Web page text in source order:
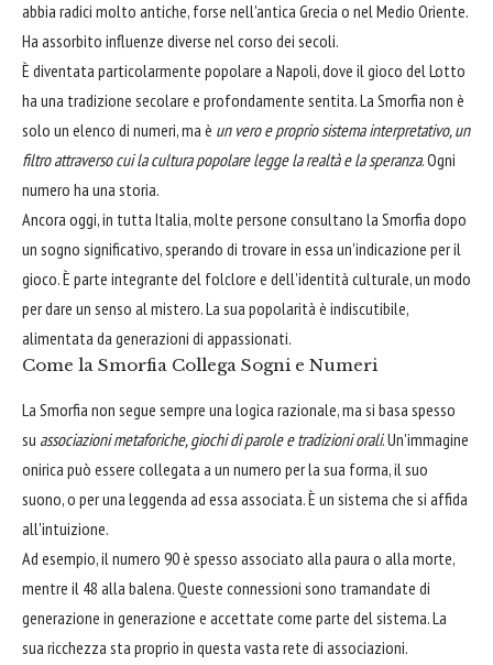
abbia radici molto antiche, forse nell'antica Grecia o nel Medio Oriente.
Ha assorbito influenze diverse nel corso dei secoli.
È diventata particolarmente popolare a Napoli, dove il gioco del Lotto
ha una tradizione secolare e profondamente sentita. La Smorfia non è
solo un elenco di numeri, ma è un vero e proprio sistema interpretativo, un
filtro attraverso cui la cultura popolare legge la realtà e la speranza. Ogni
numero ha una storia.
Ancora oggi, in tutta Italia, molte persone consultano la Smorfia dopo
un sogno significativo, sperando di trovare in essa un'indicazione per il
gioco. È parte integrante del folclore e dell'identità culturale, un modo
per dare un senso al mistero. La sua popolarità è indiscutibile,
alimentata da generazioni di appassionati.
Come la Smorfia Collega Sogni e Numeri
La Smorfia non segue sempre una logica razionale, ma si basa spesso
su associazioni metaforiche, giochi di parole e tradizioni orali. Un'immagine
onirica può essere collegata a un numero per la sua forma, il suo
suono, o per una leggenda ad essa associata. È un sistema che si affida
all'intuizione.
Ad esempio, il numero 90 è spesso associato alla paura o alla morte,
mentre il 48 alla balena. Queste connessioni sono tramandate di
generazione in generazione e accettate come parte del sistema. La
sua ricchezza sta proprio in questa vasta rete di associazioni.